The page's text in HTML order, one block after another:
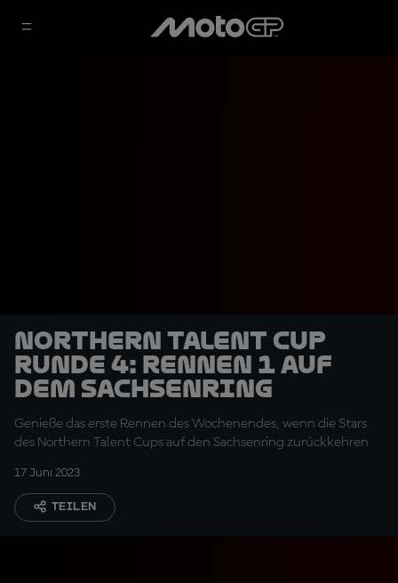
Northern Talent Cup
Runde 4: Rennen 1 auf
dem Sachsenring
Genieße das erste Rennen des Wochenendes, wenn die Stars
des Northern Talent Cups auf den Sachsenring zurückkehren
17 Juni 2023
TEILEN